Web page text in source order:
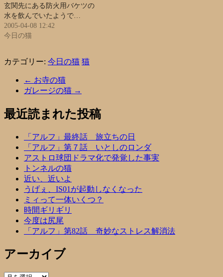
玄関先にある防火用バケツの
水を飲んでいたようで…
2005-04-08 12:42
今日の猫
カテゴリー: 今日の猫 猫
← お寺の猫
ガレージの猫 →
最近読まれた投稿
「アルフ」最終話 旅立ちの日
「アルフ」第７話 いとしのロンダ
アストロ球団ドラマ化で発覚した事実
トンネルの猫
近い、近いよ
うげぇ、IS01が起動しなくなった
ミィって一体いくつ？
時間ギリギリ
今度は尻尾
「アルフ」第82話 奇妙なストレス解消法
アーカイブ